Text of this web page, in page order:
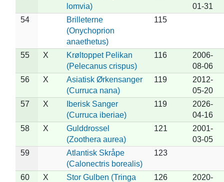
lomvia)
01-31
54
Brilleterne
(Onychoprion
anaethetus)
115
55 X
Krøltoppet Pelikan
(Pelecanus crispus)
116
2006-
08-06
56
X
Asiatisk Ørkensanger
(Curruca nana)
119
2012-
05-20
57
X
Iberisk Sanger
(Curruca iberiae)
119
2026-
04-16
58
X
Gulddrossel
(Zoothera aurea)
121
2001-
03-05
59
Atlantisk Skråpe
(Calonectris borealis)
123
60 X
Stor Gulben (Tringa
126
2020-